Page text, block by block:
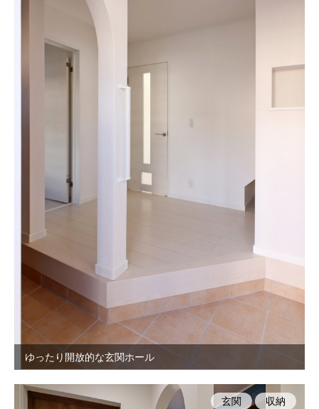
ゆったり開放的な玄関ホール
玄関 収納